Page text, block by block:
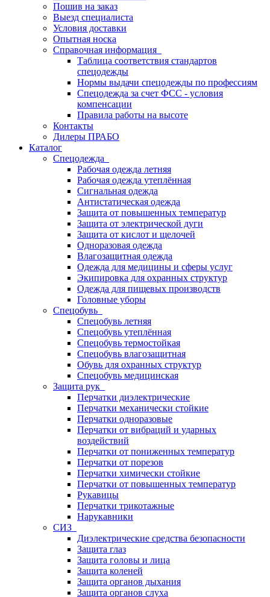
Пошив на заказ
Выезд специалиста
Условия доставки
Опытная носка
Справочная информация
Таблица соответствия стандартов
спецодежды
Нормы выдачи спецодежды по профессиям
Спецодежда за счет ФСС - условия
компенсации
Правила работы на высоте
Контакты
Дилеры ПРАБО
Каталог
Спецодежда
Рабочая одежда летняя
Рабочая одежда утеплённая
Сигнальная одежда
Антистатическая одежда
Защита от повышенных температур
Защита от электрической дуги
Защита от кислот и щелочей
Одноразовая одежда
Влагозащитная одежда
Одежда для медицины и сферы услуг
Экипировка для охранных структур
Одежда для пищевых производств
Головные уборы
Спецобувь
Спецобувь летняя
Спецобувь утеплённая
Спецобувь термостойкая
Спецобувь влагозащитная
Обувь для охранных структур
Спецобувь медицинская
Защита рук
Перчатки диэлектрические
Перчатки механически стойкие
Перчатки одноразовые
Перчатки от вибраций и ударных
воздействий
Перчатки от пониженных температур
Перчатки от порезов
Перчатки химически стойкие
Перчатки от повышенных температур
Рукавицы
Перчатки трикотажные
Нарукавники
СИЗ
Диэлектрические средства безопасности
Защита глаз
Защита головы и лица
Защита коленей
Защита органов дыхания
Защита органов слуха